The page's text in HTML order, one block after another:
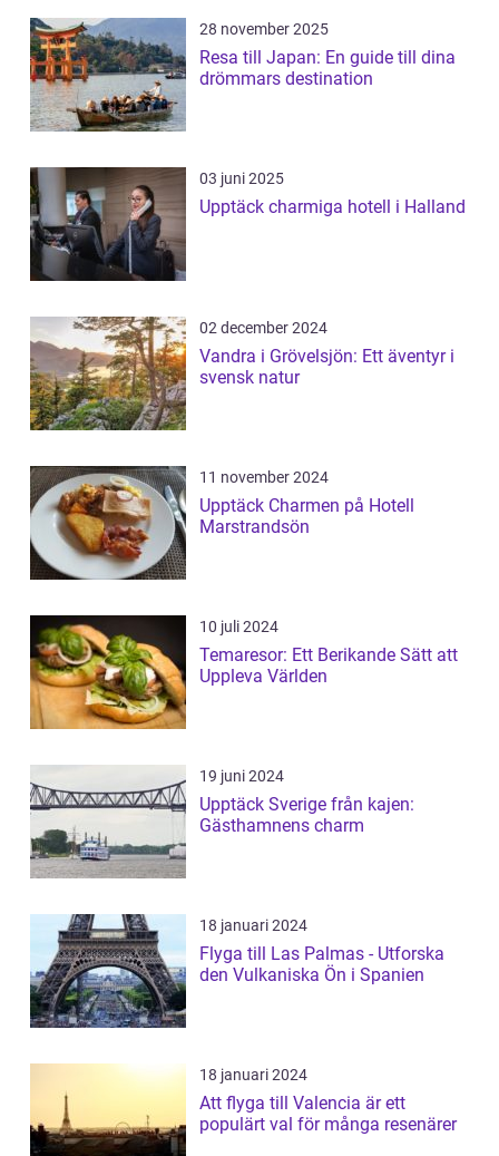
28 november 2025
Resa till Japan: En guide till dina
drömmars destination
03 juni 2025
Upptäck charmiga hotell i Halland
02 december 2024
Vandra i Grövelsjön: Ett äventyr i
svensk natur
11 november 2024
Upptäck Charmen på Hotell
Marstrandsön
10 juli 2024
Temaresor: Ett Berikande Sätt att
Uppleva Världen
19 juni 2024
Upptäck Sverige från kajen:
Gästhamnens charm
18 januari 2024
Flyga till Las Palmas - Utforska
den Vulkaniska Ön i Spanien
18 januari 2024
Att flyga till Valencia är ett
populärt val för många resenärer